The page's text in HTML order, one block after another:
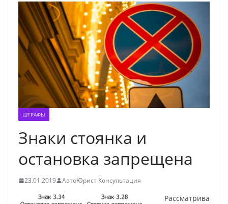
ШТРАФЫ
Знаки стоянка и
остановка запрещена
23.01.2019 АвтоЮрист Консультация
Рассматрива